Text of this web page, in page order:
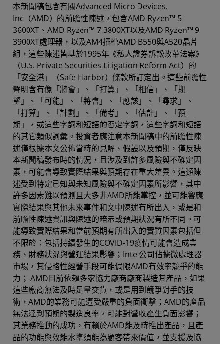
本新聞稿包含有關Advanced Micro Devices,
Inc（AMD）的前瞻性陳述，包含AMD Ryzen™ 5
3600XT、AMD Ryzen™ 7 3800XT以及AMD Ryzen™ 9
3900XT處理器，以及AM4插槽AMD B550與A520晶片
組，這些陳述皆基於1995年《私人證券訴訟改革法案》
（U.S. Private Securities Litigation Reform Act）的
「安全港」（Safe Harbor）條款所訂定出。這些前瞻性
聲明含有像「將會」、「打算」、「相信」、「期
望」、「可能」、「將會」、「應該」、「尋求」、
「打算」、「計劃」、「備考」、「估計」、「預
期」，或這些字詞和短語的否定字詞，這些字詞和短語
的其它類似詞彙。投資者應注意本新聞稿中的前瞻性陳
述僅根據本文公佈當時的見解、假設以及預期，僅反映
本新聞稿發布時的情況，且涉及到許多風險與不確定因
素，可能會導致實際結果與預期存在重大差異。這類陳
述受到特定已知與未知風險與不確定因素所影響，其中
許多因素難以預測且大多非AMD所能掌控，並可能響應
實際結果與其他未來事件和文中陳述有所出入，或是和
前瞻性陳述資訊與陳述的暗示或預期狀況有所不同。可
能導致實際結果和當前預期有所出入的實質因素包括但
不限於：包括持續發生的COVID-19疫情可能會造成業
務、財務狀況與營運結果影響；Intel公司佔據微處理器
市場，其侵略性經營手段可能侷限AMD有效率競爭的能
力； AMD目前依賴多家協力廠商廠商製造其產品，如果
這些廠商無法及時足量交貨，或是用到競爭對手的技
術，AMD的業務可能遭受嚴重的負面衝擊；AMD的產品
無法達到預期的製造良率，可能對營收產生負面影響；
其業務推動的成功，有賴於AMD能及時推出產品，且產
品的功能與效能水準須能為顧客帶來價值，並支援及協